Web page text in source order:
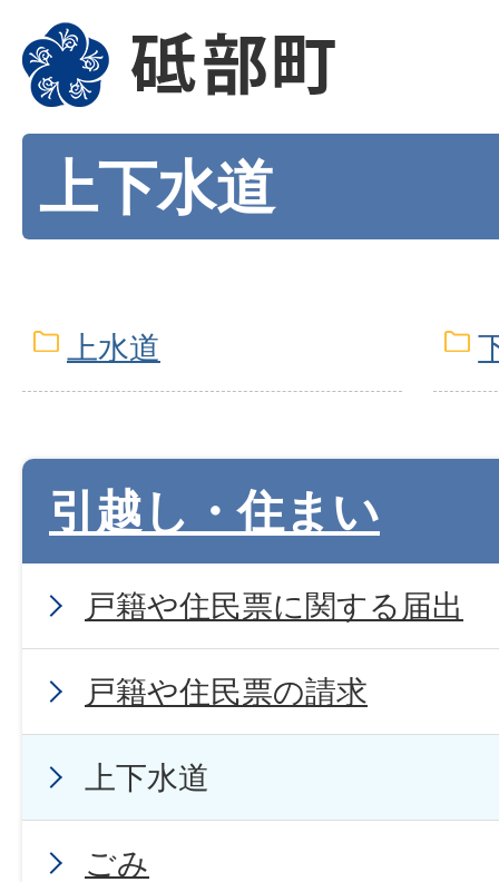
上下水道
上水道
引越し・住まい
戸籍や住民票に関する届出
戸籍や住民票の請求
上下水道
ごみ